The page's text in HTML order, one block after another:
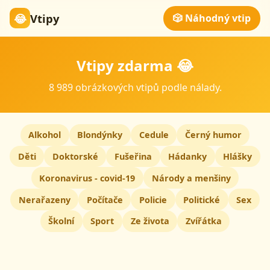
😂 Vtipy 🎲 Náhodný vtip
Vtipy zdarma 😂
8 989 obrázkových vtipů podle nálady.
Alkohol Blondýnky Cedule
Černý humor
Děti
Doktorské Fušeřina Hádanky
Hlášky
Koronavirus - covid-19
Národy a menšiny
Nerařazeny
Počítače Policie Politické
Sex
Školní
Sport Ze života Zvířátka